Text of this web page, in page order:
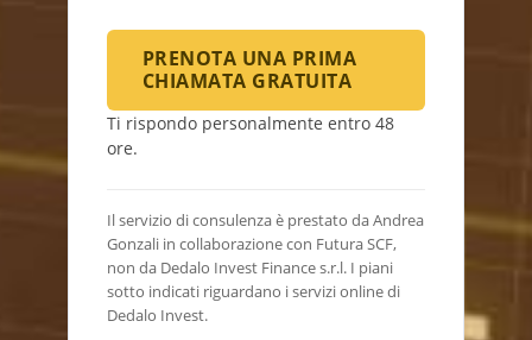
PRENOTA UNA PRIMA
CHIAMATA GRATUITA
Ti rispondo personalmente entro 48
ore.
Il servizio di consulenza è prestato da Andrea
Gonzali in collaborazione con Futura SCF,
non da Dedalo Invest Finance s.r.l. I piani
sotto indicati riguardano i servizi online di
Dedalo Invest.